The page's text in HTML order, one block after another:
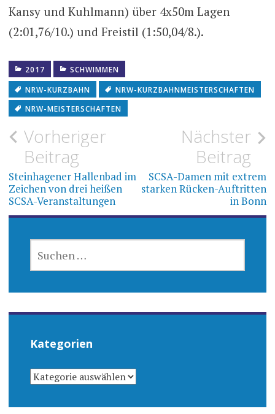
Kansy und Kuhlmann) über 4x50m Lagen
(2:01,76/10.) und Freistil (1:50,04/8.).
2017
SCHWIMMEN
NRW-KURZBAHN
NRW-KURZBAHNMEISTERSCHAFTEN
NRW-MEISTERSCHAFTEN
Beitragsnavigation
Vorheriger
Beitrag
Steinhagener Hallenbad im
Zeichen von drei heißen
SCSA-Veranstaltungen
Nächster
Beitrag
SCSA-Damen mit extrem
starken Rücken-Auftritten
in Bonn
NACH:
Kategorien
KATEGORIEN